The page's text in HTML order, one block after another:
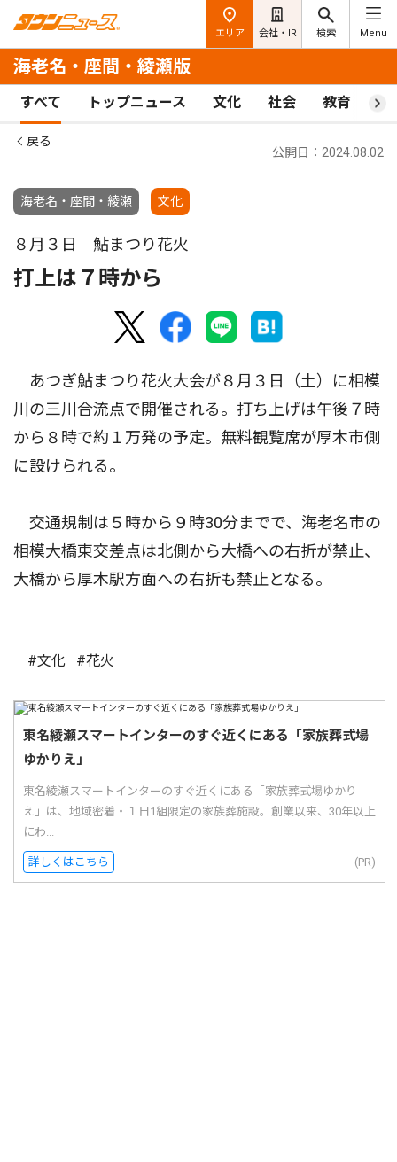
エリア 会社・IR 検索 Menu
海老名・座間・綾瀬版
すべて トップニュース 文化 社会 教育 ス
戻る
海老名・座間・綾瀬 文化
公開日：2024.08.02
８月３日 鮎まつり花火
打上は７時から
あつぎ鮎まつり花火大会が８月３日（土）に相模
川の三川合流点で開催される。打ち上げは午後７時
から８時で約１万発の予定。無料観覧席が厚木市側
に設けられる。
交通規制は５時から９時30分までで、海老名市の
相模大橋東交差点は北側から大橋への右折が禁止、
大橋から厚木駅方面への右折も禁止となる。
#文化 #花火
東名綾瀬スマートインターのすぐ近くにある「家族葬式場
ゆかりえ」
東名綾瀬スマートインターのすぐ近くにある「家族葬式場ゆかり
え」は、地域密着・１日1組限定の家族葬施設。創業以来、30年以上
にわ...
詳しくはこちら (PR)